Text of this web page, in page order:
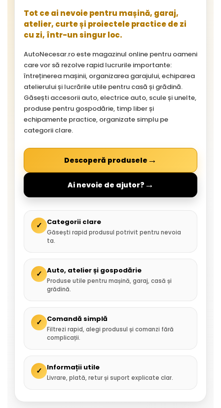
Tot ce ai nevoie pentru mașină, garaj,
atelier, curte și proiectele practice de zi
cu zi, într-un singur loc.
AutoNecesar.ro este magazinul online pentru oameni
care vor să rezolve rapid lucrurile importante:
întreținerea mașinii, organizarea garajului, echiparea
atelierului și lucrările utile pentru casă și grădină.
Găsești accesorii auto, electrice auto, scule și unelte,
produse pentru gospodărie, timp liber și
echipamente practice, organizate simplu pe
categorii clare.
Descoperă produsele →
Ai nevoie de ajutor? →
✓ Categorii clare
Găsești rapid produsul potrivit pentru nevoia
ta.
✓ Auto, atelier și gospodărie
Produse utile pentru mașină, garaj, casă și
grădină.
✓ Comandă simplă
Filtrezi rapid, alegi produsul și comanzi fără
complicații.
✓ Informații utile
Livrare, plată, retur și suport explicate clar.